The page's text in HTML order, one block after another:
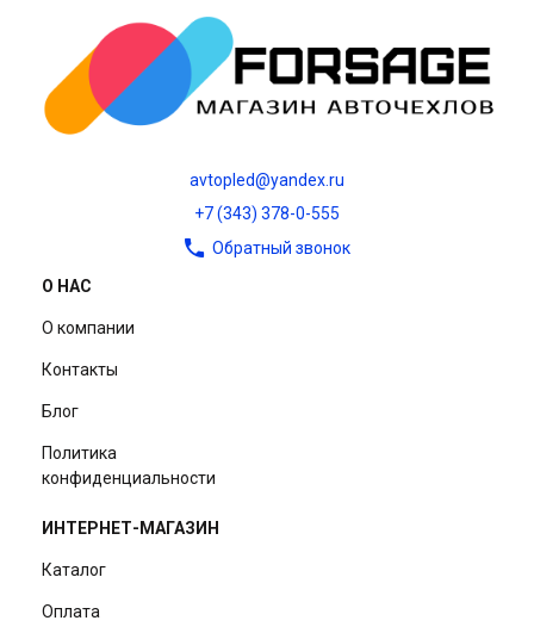
avtopled@yandex.ru
+7 (343) 378-0-555
Обратный звонок
О НАС
О компании
Контакты
Блог
Политика
конфиденциальности
ИНТЕРНЕТ-МАГАЗИН
Каталог
Оплата